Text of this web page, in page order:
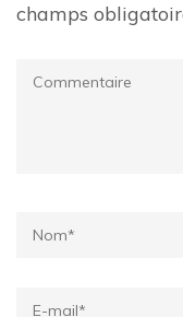
champs
Commentaire
Name*
Email*